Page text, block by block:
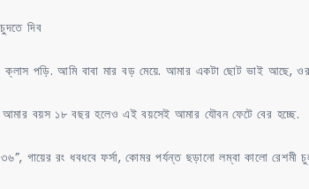
গুদে
দিব
দিব
পড়ি. আমি বাবা মার বড় মেয়ে. আমার একটা ছোট ভাই আছে,
আমার বয়স ১৮ বছর হলেও এই বয়সেই আমার যৌবন ফেটে বের হচ্ছে.
গায়ের রং ধবধবে ফর্সা, কোমর পর্যন্ত ছড়ানো লম্বা কালো